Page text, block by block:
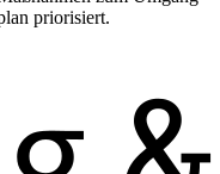
priorisiert.